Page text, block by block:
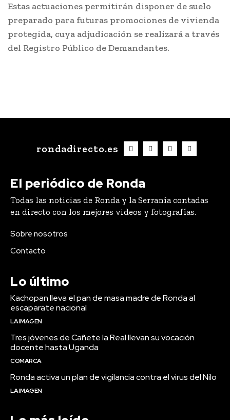
Estas actuaciones permitirán disponer de suelo
preparado para futuras promociones de vivienda
protegida, cuya adjudicación se realizará a través
del Registro Público de Demandantes.
rondadirecto.es
El periódico de Ronda
Todas las noticias de Ronda y la Serranía contadas
en directo con los mejores videos y fotografías.
Sobre nosotros
Contacto
Lo último
Kachopan lleva el pan de masa madre de Ronda al
escaparate nacional
LA IMAGEN
Tres jóvenes de Cañete la Real llevan su vocación
docente hasta Uganda
COMARCA
Ronda activa un plan de vigilancia contra el virus del Nilo
LA IMAGEN